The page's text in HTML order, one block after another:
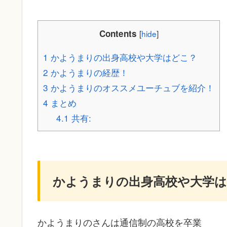
Contents [hide]
1 かようまりの出身高校や大学はどこ？
2 かようまりの経歴！
3 かようまりのオススメユーチュブを紹介！
4 まとめ
4.1 共有:
かようまりの出身高校や大学
かようまりのさんは通信制の高校を卒業